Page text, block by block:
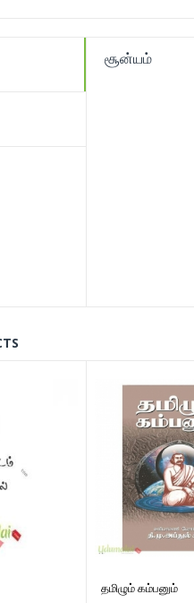
சூன்யம்
தமிழும் கம்பனும்